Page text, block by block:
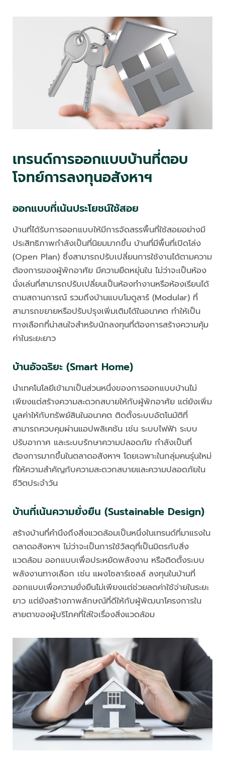
เทรนด์การออกแบบบ้านที่ตอบ
โจทย์การลงทุนอสังหาฯ
ออกแบบที่เน้นประโยชน์ใช้สอย
บ้านที่ได้รับการออกแบบให้มีการจัดสรรพื้นที่ใช้สอยอย่างมี
ประสิทธิภาพกำลังเป็นที่นิยมมากขึ้น บ้านที่มีพื้นที่เปิดโล่ง
(Open Plan) ซึ่งสามารถปรับเปลี่ยนการใช้งานได้ตามความ
ต้องการของผู้พักอาศัย มีความยืดหยุ่นใน ไม่ว่าจะเป็นห้อง
นั่งเล่นที่สามารถปรับเปลี่ยนเป็นห้องทำงานหรือห้องเรียนได้
ตามสถานการณ์ รวมถึงบ้านแบบโมดูลาร์ (Modular) ที่
สามารถขยายหรือปรับปรุงเพิ่มเติมได้ในอนาคต ทำให้เป็น
ทางเลือกที่น่าสนใจสำหรับนักลงทุนที่ต้องการสร้างความคุ้ม
ค่าในระยะยาว
บ้านอัจฉริยะ (Smart Home)
นำเทคโนโลยีเข้ามาเป็นส่วนหนึ่งของการออกแบบบ้านไม่
เพียงแต่สร้างความสะดวกสบายให้กับผู้พักอาศัย แต่ยังเพิ่ม
มูลค่าให้กับทรัพย์สินในอนาคต ติดตั้งระบบอัตโนมัติที่
สามารถควบคุมผ่านแอปพลิเคชัน เช่น ระบบไฟฟ้า ระบบ
ปรับอากาศ และระบบรักษาความปลอดภัย กำลังเป็นที่
ต้องการมากขึ้นในตลาดอสังหาฯ โดยเฉพาะในกลุ่มคนรุ่นใหม่
ที่ให้ความสำคัญกับความสะดวกสบายและความปลอดภัยใน
ชีวิตประจำวัน
บ้านที่เน้นความยั่งยืน (Sustainable Design)
สร้างบ้านที่คำนึงถึงสิ่งแวดล้อมเป็นหนึ่งในเทรนด์ที่มาแรงใน
ตลาดอสังหาฯ ไม่ว่าจะเป็นการใช้วัสดุที่เป็นมิตรกับสิ่ง
แวดล้อม ออกแบบเพื่อประหยัดพลังงาน หรือติดตั้งระบบ
พลังงานทางเลือก เช่น แผงโซลาร์เซลล์ ลงทุนในบ้านที่
ออกแบบเพื่อความยั่งยืนไม่เพียงแต่ช่วยลดค่าใช้จ่ายในระยะ
ยาว แต่ยังสร้างภาพลักษณ์ที่ดีให้กับผู้พัฒนาโครงการใน
สายตาของผู้บริโภคที่ใส่ใจเรื่องสิ่งแวดล้อม